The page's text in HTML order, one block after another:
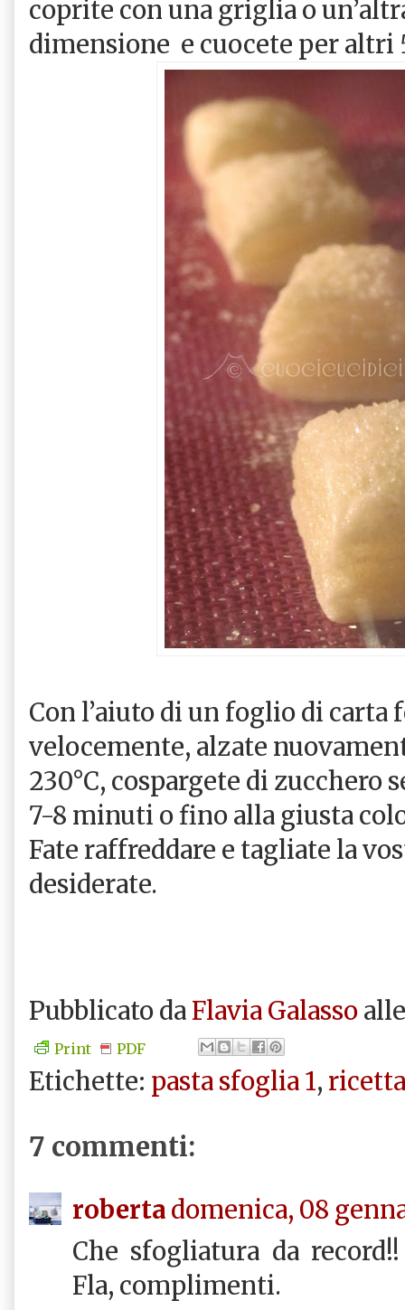
coprite con una griglia o
dimensione e cuocete per altri
Con l’aiuto di un foglio di
velocemente, alzate
230°C, cospargete di zucchero
7-8 minuti o fino alla giusta
Fate raffreddare e tagliate la
desiderate.
Pubblicato da Flavia Galasso
Print PDF
Etichette: pasta sfoglia 1,
7 commenti:
roberta domenica, 08
Che sfogliatura da
Fla, complimenti.